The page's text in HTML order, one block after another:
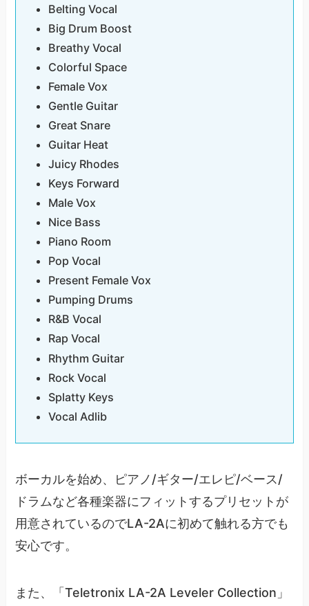
Belting Vocal
Big Drum Boost
Breathy Vocal
Colorful Space
Female Vox
Gentle Guitar
Great Snare
Guitar Heat
Juicy Rhodes
Keys Forward
Male Vox
Nice Bass
Piano Room
Pop Vocal
Present Female Vox
Pumping Drums
R&B Vocal
Rap Vocal
Rhythm Guitar
Rock Vocal
Splatty Keys
Vocal Adlib
ボーカルを始め、ピアノ/ギター/エレピ/ベース/
ドラムなど各種楽器にフィットするプリセットが
用意されているのでLA-2Aに初めて触れる方でも
安心です。
また、「Teletronix LA-2A Leveler Collection」